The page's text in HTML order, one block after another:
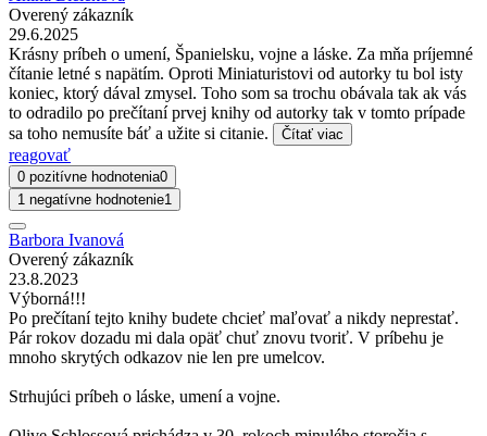
Overený zákazník
29.6.2025
Krásny príbeh o umení, Španielsku, vojne a láske. Za mňa príjemné
čítanie letné s napätím. Oproti Miniaturistovi od autorky tu bol isty
koniec, ktorý dával zmysel. Toho som sa trochu obávala tak ak vás
to odradilo po prečítaní prvej knihy od autorky tak v tomto prípade
sa toho nemusíte báť a užite si citanie.
Čítať viac
reagovať
0 pozitívne hodnotenia0
1 negatívne hodnotenie1
Barbora Ivanová
Overený zákazník
23.8.2023
Výborná!!!
Po prečítaní tejto knihy budete chcieť maľovať a nikdy neprestať.
Pár rokov dozadu mi dala opäť chuť znovu tvoriť. V príbehu je
mnoho skrytých odkazov nie len pre umelcov.
Strhujúci príbeh o láske, umení a vojne.